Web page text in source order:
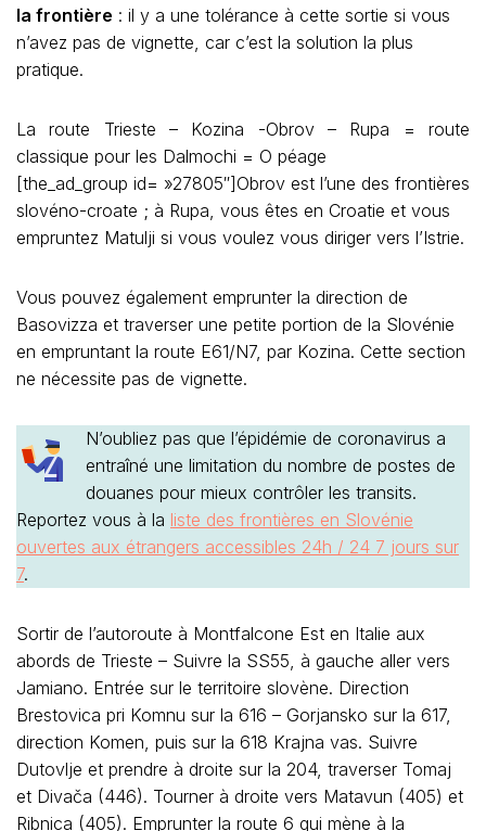
la frontière : il y a une tolérance à cette sortie si vous
n’avez pas de vignette, car c’est la solution la plus
pratique.
La route Trieste – Kozina -Obrov – Rupa = route
classique pour les Dalmochi = O péage
[the_ad_group id= »27805″]Obrov est l’une des frontières
slovéno-croate ; à Rupa, vous êtes en Croatie et vous
empruntez Matulji si vous voulez vous diriger vers l’Istrie.
Vous pouvez également emprunter la direction de
Basovizza et traverser une petite portion de la Slovénie
en empruntant la route E61/N7, par Kozina. Cette section
ne nécessite pas de vignette.
N’oubliez pas que l’épidémie de coronavirus a
entraîné une limitation du nombre de postes de
douanes pour mieux contrôler les transits.
Reportez vous à la liste des frontières en Slovénie
ouvertes aux étrangers accessibles 24h / 24 7 jours sur
7.
Sortir de l’autoroute à Montfalcone Est en Italie aux
abords de Trieste – Suivre la SS55, à gauche aller vers
Jamiano. Entrée sur le territoire slovène. Direction
Brestovica pri Komnu sur la 616 – Gorjansko sur la 617,
direction Komen, puis sur la 618 Krajna vas. Suivre
Dutovlje et prendre à droite sur la 204, traverser Tomaj
et Divača (446). Tourner à droite vers Matavun (405) et
Ribnica (405). Emprunter la route 6 qui mène à la